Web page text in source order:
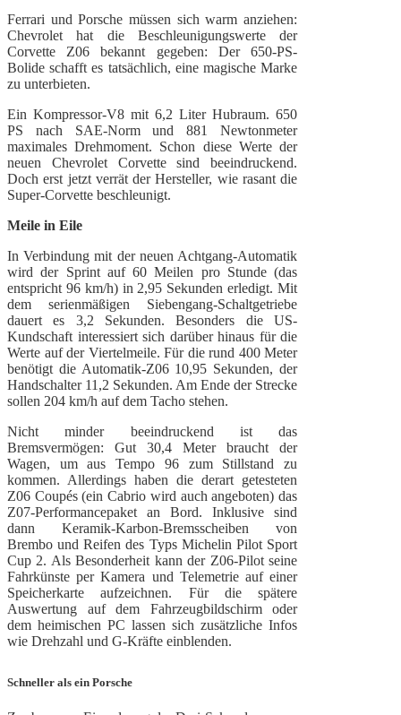
Ferrari und Porsche müssen sich warm anziehen:
Chevrolet hat die Beschleunigungswerte der
Corvette Z06 bekannt gegeben: Der 650-PS-
Bolide schafft es tatsächlich, eine magische Marke
zu unterbieten.
Ein Kompressor-V8 mit 6,2 Liter Hubraum. 650
PS nach SAE-Norm und 881 Newtonmeter
maximales Drehmoment. Schon diese Werte der
neuen Chevrolet Corvette sind beeindruckend.
Doch erst jetzt verrät der Hersteller, wie rasant die
Super-Corvette beschleunigt.
Meile in Eile
In Verbindung mit der neuen Achtgang-Automatik
wird der Sprint auf 60 Meilen pro Stunde (das
entspricht 96 km/h) in 2,95 Sekunden erledigt. Mit
dem serienmäßigen Siebengang-Schaltgetriebe
dauert es 3,2 Sekunden. Besonders die US-
Kundschaft interessiert sich darüber hinaus für die
Werte auf der Viertelmeile. Für die rund 400 Meter
benötigt die Automatik-Z06 10,95 Sekunden, der
Handschalter 11,2 Sekunden. Am Ende der Strecke
sollen 204 km/h auf dem Tacho stehen.
Nicht minder beeindruckend ist das
Bremsvermögen: Gut 30,4 Meter braucht der
Wagen, um aus Tempo 96 zum Stillstand zu
kommen. Allerdings haben die derart getesteten
Z06 Coupés (ein Cabrio wird auch angeboten) das
Z07-Performancepaket an Bord. Inklusive sind
dann Keramik-Karbon-Bremsscheiben von
Brembo und Reifen des Typs Michelin Pilot Sport
Cup 2. Als Besonderheit kann der Z06-Pilot seine
Fahrkünste per Kamera und Telemetrie auf einer
Speicherkarte aufzeichnen. Für die spätere
Auswertung auf dem Fahrzeugbildschirm oder
dem heimischen PC lassen sich zusätzliche Infos
wie Drehzahl und G-Kräfte einblenden.
Schneller als ein Porsche